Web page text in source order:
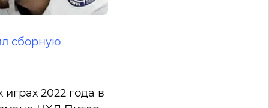
сборную
2022 года в